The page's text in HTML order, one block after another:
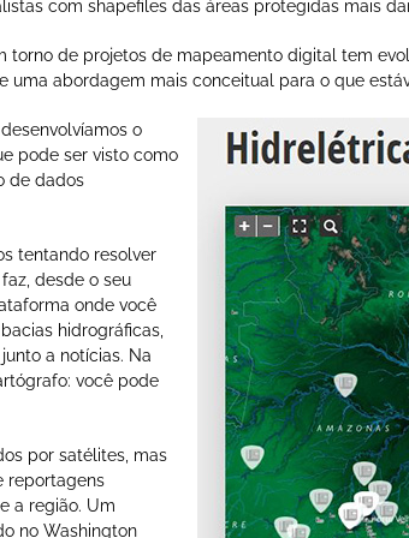
com shapefiles das áreas protegidas mais
torno de projetos de mapeamento digital tem
uma abordagem mais conceitual para o que
o
pode ser visto como
de dados
tentando resolver
desde o seu
onde você
hidrográficas,
a notícias. Na
você pode
por satélites, mas
reportagens
a região. Um
no Washington